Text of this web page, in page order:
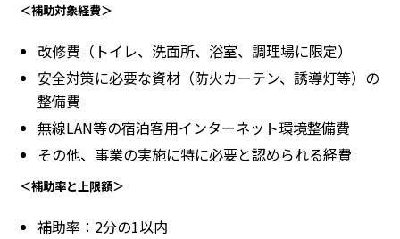
＜補助対象経費＞
改修費（トイレ、洗面所、浴室、調理場に限定）
安全対策に必要な資材（防火カーテン、誘導灯等）の
整備費
無線LAN等の宿泊客用インターネット環境整備費
その他、事業の実施に特に必要と認められる経費
＜補助率と上限額＞
補助率：2分の1以内